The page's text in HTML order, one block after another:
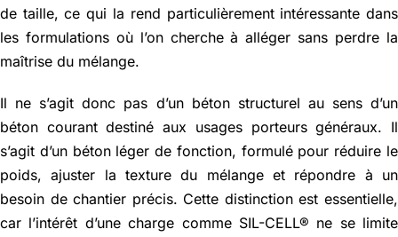
de taille, ce qui la rend particulièrement intéressante dans
les formulations où l’on cherche à alléger sans perdre la
maîtrise du mélange.
Il ne s’agit donc pas d’un béton structurel au sens d’un
béton courant destiné aux usages porteurs généraux. Il
s’agit d’un béton léger de fonction, formulé pour réduire le
poids, ajuster la texture du mélange et répondre à un
besoin de chantier précis. Cette distinction est essentielle,
car l’intérêt d’une charge comme SIL-CELL® ne se limite